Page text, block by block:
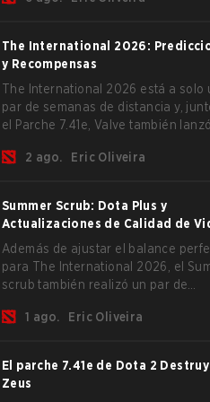
The International 2026:
y Recompensas
The International 2026 está a solo
par de semanas de distancia y,
el Parche 7.41e, Valve también
tus predicciones para la Fase de
2 ago. Eric Oliveira
Summer Scrub: Dota Plus y
Actualizaciones de Calidad de
Además de ajustar el balance
para The International 2026, el
scrub también realizó un par de
importantes. Los suscriptores de
jugadores pueden vincular teclas
acceso rápido para unidades que no
1 ago. Eric Oliveira
El parche 7.41e de Dota 2
Zeus